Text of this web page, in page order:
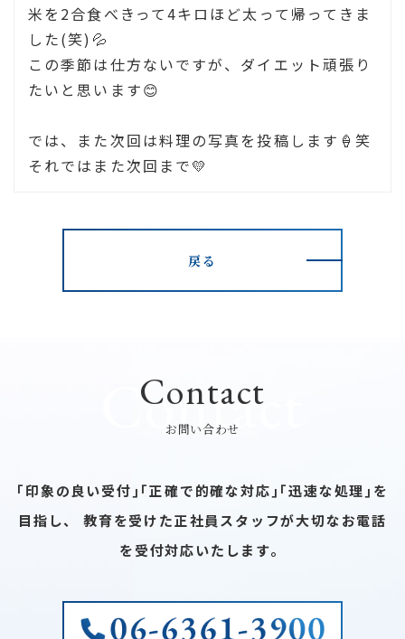
米を2合食べきって4キロほど太って帰ってきま
した(笑)💦
この季節は仕方ないですが、ダイエット頑張り
たいと思います😊
では、また次回は料理の写真を投稿します🍦笑
それではまた次回まで💛
戻る
Contact
お問い合わせ
Contact
｢印象の良い受付｣｢正確で的確な対応｣｢迅速な処理｣を
目指し、
教育を受けた正社員スタッフが大切なお電話
を受付対応いたします。